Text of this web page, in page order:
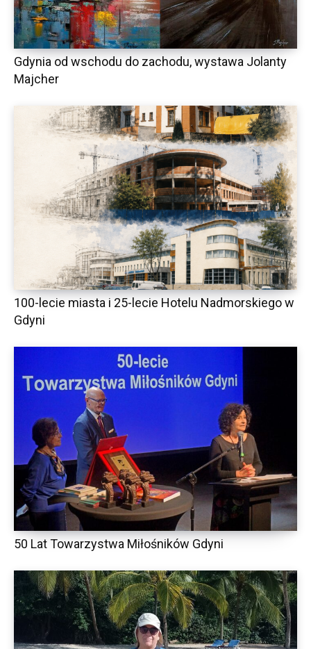
Gdynia od wschodu do zachodu, wystawa Jolanty
Majcher
100-lecie miasta i 25-lecie Hotelu Nadmorskiego w
Gdyni
50 Lat Towarzystwa Miłośników Gdyni